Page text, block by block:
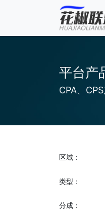
平台产
CPA、
区域：
类型：
分成：